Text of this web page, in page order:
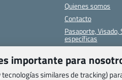
Quienes somos
Contacto
Pasaporte,
específicas
Registro de
Preguntas
importante para
similares de tracking)